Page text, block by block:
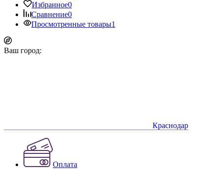
Избранное0
Сравнение0
Просмотренные товары1
Ваш город:
Краснодар
Оплата